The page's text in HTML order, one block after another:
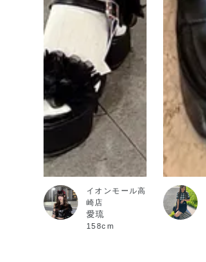
イオンモール高
崎店
愛琉
158cm